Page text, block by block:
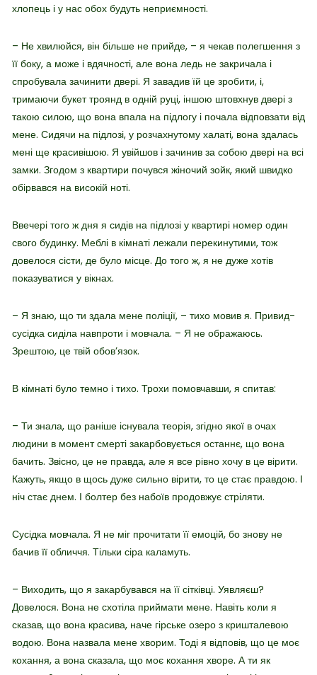
хлопець і у нас обох будуть неприємності.
– Не хвилюйся, він більше не прийде, – я чекав полегшення з
її боку, а може і вдячності, але вона ледь не закричала і
спробувала зачинити двері. Я завадив їй це зробити, і,
тримаючи букет троянд в одній руці, іншою штовхнув двері з
такою силою, що вона впала на підлогу і почала відповзати від
мене. Сидячи на підлозі, у розчахнутому халаті, вона здалась
мені ще красивішою. Я увійшов і зачинив за собою двері на всі
замки. Згодом з квартири почувся жіночий зойк, який швидко
обірвався на високій ноті.
Ввечері того ж дня я сидів на підлозі у квартирі номер один
свого будинку. Меблі в кімнаті лежали перекинутими, тож
довелося сісти, де було місце. До того ж, я не дуже хотів
показуватися у вікнах.
– Я знаю, що ти здала мене поліції, – тихо мовив я. Привид-
сусідка сиділа навпроти і мовчала. – Я не ображаюсь.
Зрештою, це твій обов’язок.
В кімнаті було темно і тихо. Трохи помовчавши, я спитав:
– Ти знала, що раніше існувала теорія, згідно якої в очах
людини в момент смерті закарбовується останнє, що вона
бачить. Звісно, це не правда, але я все рівно хочу в це вірити.
Кажуть, якщо в щось дуже сильно вірити, то це стає правдою. І
ніч стає днем. І болтер без набоїв продовжує стріляти.
Сусідка мовчала. Я не міг прочитати її емоцій, бо знову не
бачив її обличчя. Тільки сіра каламуть.
– Виходить, що я закарбувався на її сітківці. Уявляєш?
Довелося. Вона не схотіла приймати мене. Навіть коли я
сказав, що вона красива, наче гірське озеро з кришталевою
водою. Вона назвала мене хворим. Тоді я відповів, що це моє
кохання, а вона сказала, що моє кохання хворе. А ти як